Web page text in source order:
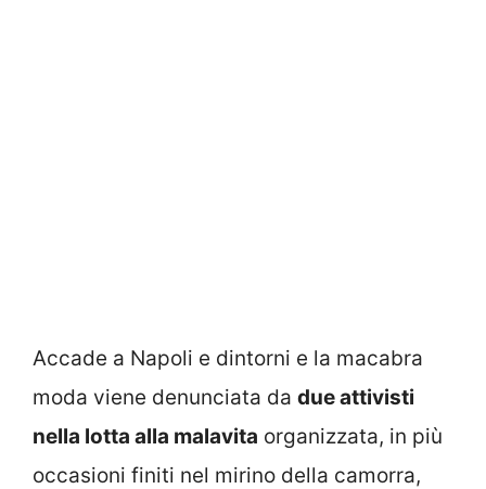
Accade a Napoli e dintorni e la macabra
moda viene denunciata da due attivisti
nella lotta alla malavita organizzata, in più
occasioni finiti nel mirino della camorra,